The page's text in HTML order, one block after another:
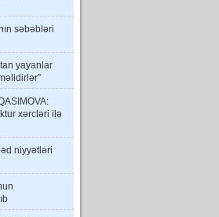
səbəbləri
yayanlar
xərcləri ilə
niyyətləri